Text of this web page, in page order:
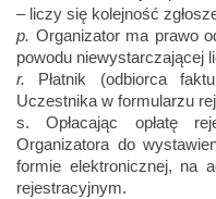
– liczy się kolejność
p. Organizator ma prawo
powodu niewystarczającej
r. Płatnik (odbiorca
Uczestnika w formularzu
s. Opłacając opłatę
Organizatora do
formie elektronicznej, na
rejestracyjnym.